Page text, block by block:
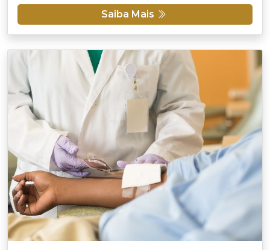
Saiba Mais